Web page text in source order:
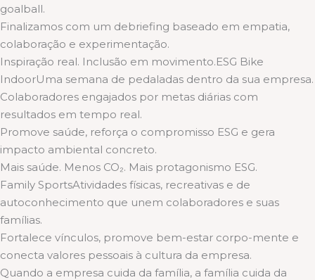
goalball.
Finalizamos com um debriefing baseado em empatia,
colaboração e experimentação.
Inspiração real. Inclusão em movimento.ESG Bike
IndoorUma semana de pedaladas dentro da sua empresa.
Colaboradores engajados por metas diárias com
resultados em tempo real.
Promove saúde, reforça o compromisso ESG e gera
impacto ambiental concreto.
Mais saúde. Menos CO₂. Mais protagonismo ESG.
Family SportsAtividades físicas, recreativas e de
autoconhecimento que unem colaboradores e suas
famílias.
Fortalece vínculos, promove bem-estar corpo-mente e
conecta valores pessoais à cultura da empresa.
Quando a empresa cuida da família, a família cuida da